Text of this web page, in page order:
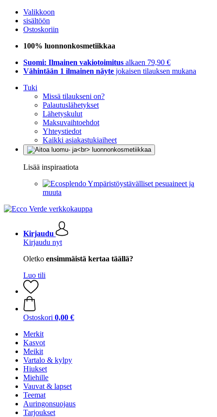
Valikkoon
sisältöön
Ostoskoriin
100% luonnonkosmetiikkaa
Suomi: Ilmainen vakiotoimitus alkaen 79,90 €
Vähintään 1 ilmainen näyte jokaisen tilauksen mukana
Tuki
Missä tilaukseni on?
Palautuslähetykset
Lähetyskulut
Maksuvaihtoehdot
Yhteystiedot
Kaikki asiakastukiaiheet
Lisää inspiraatiota
Ympäristöystävälliset pesuaineet ja
muuta
Kirjaudu
Kirjaudu nyt
Oletko ensimmäistä kertaa täällä?
Luo tili
Ostoskori 0,00 €
Merkit
Kasvot
Meikit
Vartalo & kylpy
Hiukset
Miehille
Vauvat & lapset
Teemat
Auringonsuojaus
Tarjoukset